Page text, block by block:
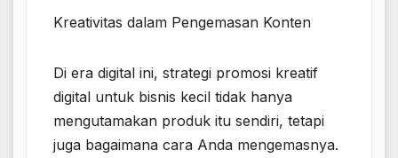
Kreativitas dalam Pengemasan Konten
Di era digital ini, strategi promosi kreatif
digital untuk bisnis kecil tidak hanya
mengutamakan produk itu sendiri, tetapi
juga bagaimana cara Anda mengemasnya.